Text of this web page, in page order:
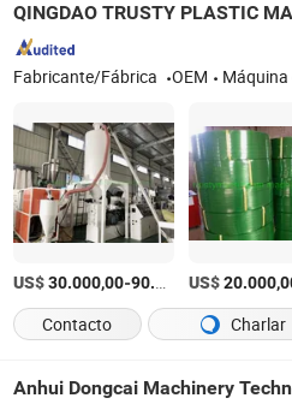
QINGDAO TRUSTY PLASTIC
Fabricante/Fábrica OEM Máquina de fabricación de tuberías de plástico, máquina extrusora de perfiles de plástico, máquina de extrusión de tableros
US$30.000,00-90.000,00 /Pieza
US$
Contacto Charlar
Anhui Dongcai Machinery